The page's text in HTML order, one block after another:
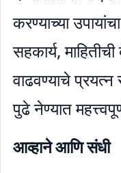
करण्याच्या
सहकार्य,
वाढवण्याचे प्रयत्न
पुढे नेण्यात
आव्हाने आणि संधी